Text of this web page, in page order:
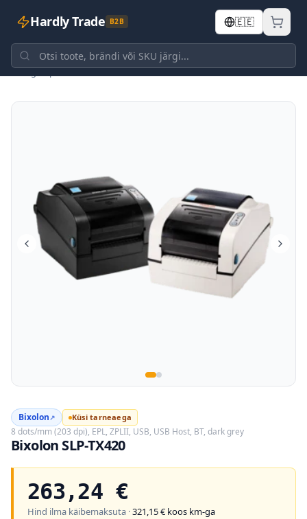
Hardly Trade B2B 🇪🇪
Tagasi poodi
Bixolon↗ Küsi tarneaega
8 dots/mm (203 dpi), EPL, ZPLII, USB, USB Host, BT, dark grey
Bixolon SLP-TX420
263,24 €
Hind ilma käibemaksuta ·321,15€ koos km-ga